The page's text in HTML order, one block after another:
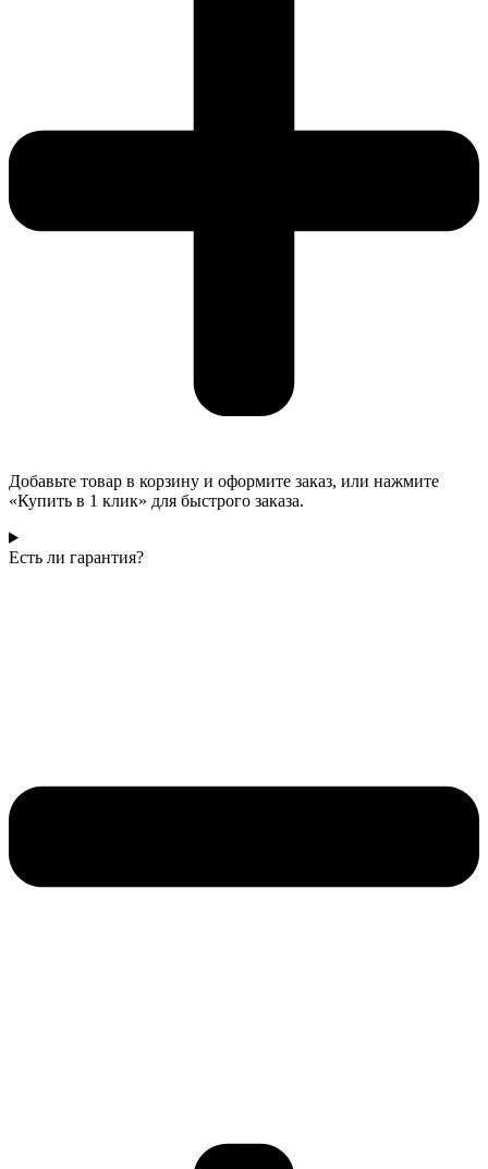
Добавьте товар в корзину и оформите заказ, или нажмите
«Купить в 1 клик» для быстрого заказа.
Есть ли гарантия?